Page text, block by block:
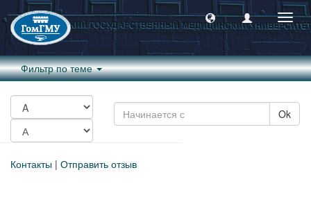
Фильтр по теме
Ok
Контакты | Отправить отзыв